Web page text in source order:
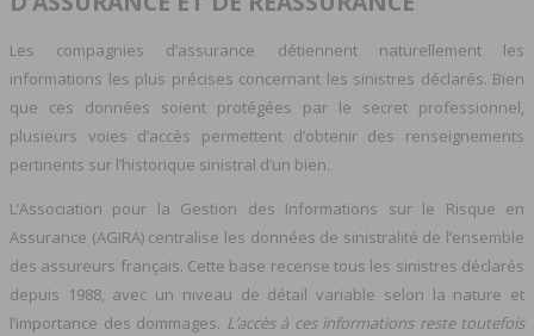
Les compagnies d’assurance détiennent naturellement les
informations les plus précises concernant les sinistres déclarés. Bien
que ces données soient protégées par le secret professionnel,
plusieurs voies d’accès permettent d’obtenir des renseignements
pertinents sur l’historique sinistral d’un bien.
L’Association pour la Gestion des Informations sur le Risque en
Assurance (AGIRA) centralise les données de sinistralité de l’ensemble
des assureurs français. Cette base recense tous les sinistres déclarés
depuis 1988, avec un niveau de détail variable selon la nature et
l’importance des dommages. L’accès à ces informations reste toutefois